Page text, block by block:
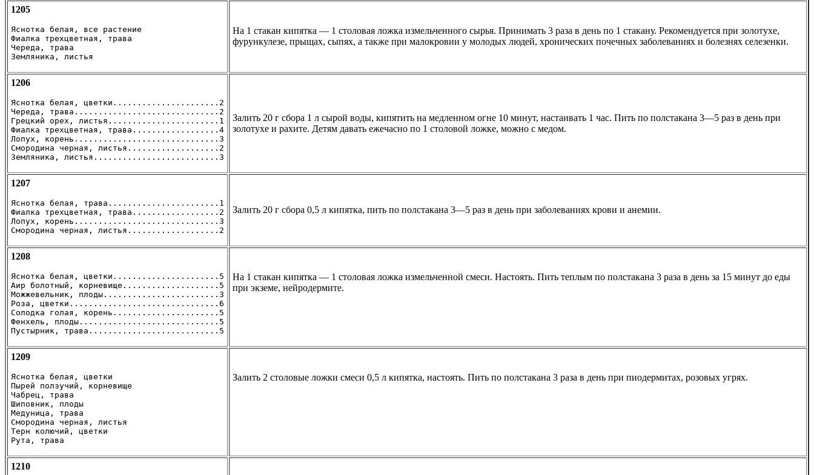
1205
Яснотка белая, все растение
Фиалка трехцветная, трава
Череда, трава
Земляника, листья
На 1 стакан кипятка — 1 столовая ложка измельченного сырья. Принимать 3 раза в день по 1 стакану. Рекомендуется при золотухе,
фурункулезе, прыщах, сыпях, а также при малокровии у молодых людей, хронических почечных заболеваниях и болезнях селезенки.
1206
Яснотка белая, цветки......................2
Череда, трава..............................2
Грецкий орех, листья.......................1
Фиалка трехцветная, трава..................4
Лопух, корень..............................3
Смородина черная, листья...................2
Земляника, листья..........................3
Залить 20 г сбора 1 л сырой воды, кипятить на медленном огне 10 минут, настаивать 1 час. Пить по полстакана 3—5 раз в день при
золотухе и рахите. Детям давать ежечасно по 1 столовой ложке, можно с медом.
1207
Яснотка белая, трава.......................1
Фиалка трехцветная, трава..................2
Лопух, корень..............................3
Смородина черная, листья...................2
Залить 20 г сбора 0,5 л кипятка, пить по полстакана 3—5 раз в день при заболеваниях крови и анемии.
1208
Яснотка белая, цветки......................5
Аир болотный, корневище....................5
Можжевельник, плоды........................3
Роза, цветки...............................6
Солодка голая, корень......................5
Фенхель, плоды.............................5
Пустырник, трава...........................5
На 1 стакан кипятка — 1 столовая ложка измельченной смеси. Настоять. Пить теплым по полстакана 3 раза в день за 15 минут до еды
при экземе, нейродермите.
1209
Яснотка белая, цветки
Пырей ползучий, корневище
Чабрец, трава
Шиповник, плоды
Медуница, трава
Смородина черная, листья
Терн колючий, цветки
Рута, трава
Залить 2 столовые ложки смеси 0,5 л кипятка, настоять. Пить по полстакана 3 раза в день при пиодермитах, розовых угрях.
1210